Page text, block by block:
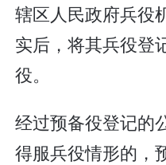
辖区人民政府兵役
实后，将其兵役登
役。
经过预备役登记的
得服兵役情形的，